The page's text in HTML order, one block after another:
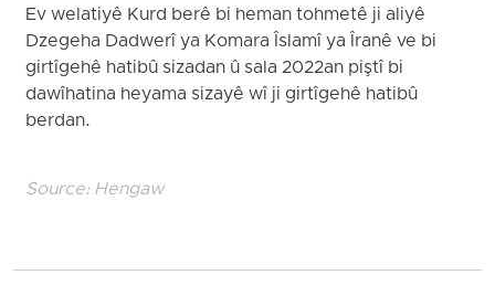
Ev welatiyê Kurd berê bi heman tohmetê ji aliyê
Dzegeha Dadwerî ya Komara Îslamî ya Îranê ve bi
girtîgehê hatibû sizadan û sala 2022an piştî bi
dawîhatina heyama sizayê wî ji girtîgehê hatibû
berdan.
Source: Hengaw